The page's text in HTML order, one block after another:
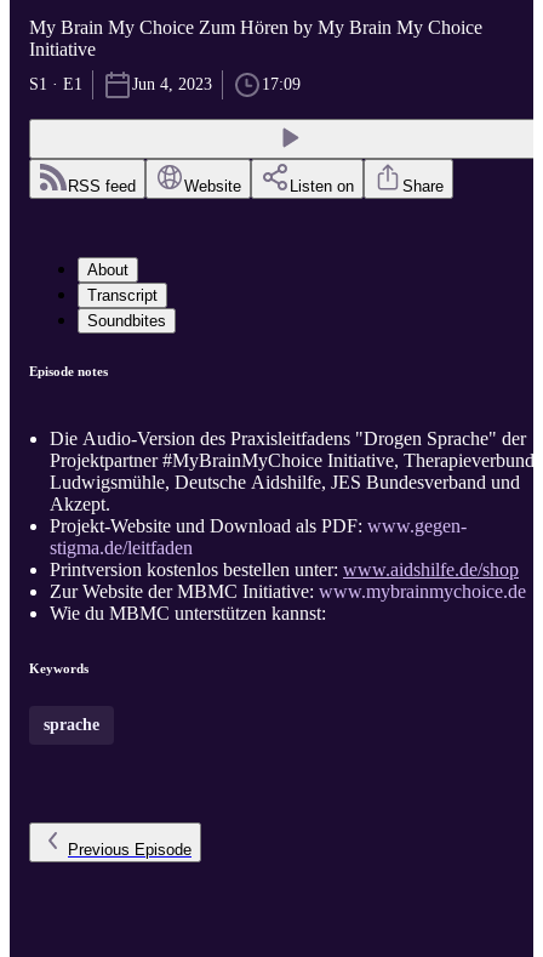
My Brain My Choice Zum Hören by My Brain My Choice
Initiative
S1 · E1 Jun 4, 2023 17:09
RSS feed Website Listen on Share
About
Transcript
Soundbites
Episode notes
Die Audio-Version des Praxisleitfadens "Drogen Sprache" der
Projektpartner #MyBrainMyChoice Initiative, Therapieverbund
Ludwigsmühle, Deutsche Aidshilfe, JES Bundesverband und
Akzept.
Projekt-Website und Download als PDF: www.gegen-
stigma.de/leitfaden
Printversion kostenlos bestellen unter: www.aidshilfe.de/shop
Zur Website der MBMC Initiative: www.mybrainmychoice.de
Wie du MBMC unterstützen kannst:
Keywords
sprache
Previous Episode